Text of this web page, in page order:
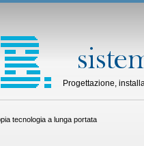
Progettazione,
tecnologia a lunga portata